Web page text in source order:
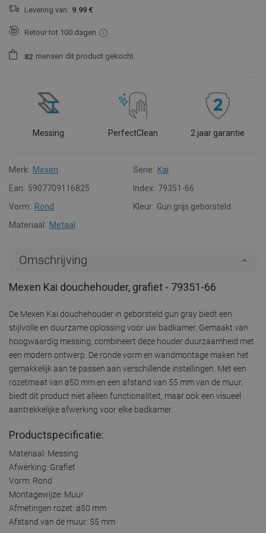
Levering van: 9.99 €
Retour tot 100 dagen
82 mensen dit product gekocht.
Messing PerfectClean 2 jaar garantie
Merk: Mexen Serie: Kai
Ean: 5907709116825 Index: 79351-66
Vorm: Rond Kleur: Gun grijs geborsteld
Materiaal: Metaal
Omschrijving
Mexen Kai douchehouder, grafiet - 79351-66
De Mexen Kai douchehouder in geborsteld gun gray biedt een
stijlvolle en duurzame oplossing voor uw badkamer. Gemaakt van
hoogwaardig messing, combineert deze houder duurzaamheid met
een modern ontwerp. De ronde vorm en wandmontage maken het
gemakkelijk aan te passen aan verschillende instellingen. Met een
rozetmaat van ø50 mm en een afstand van 55 mm van de muur,
biedt dit product niet alleen functionaliteit, maar ook een visueel
aantrekkelijke afwerking voor elke badkamer.
Productspecificatie:
Materiaal: Messing
Afwerking: Grafiet
Vorm: Rond
Montagewijze: Muur
Afmetingen rozet: ø50 mm
Afstand van de muur: 55 mm